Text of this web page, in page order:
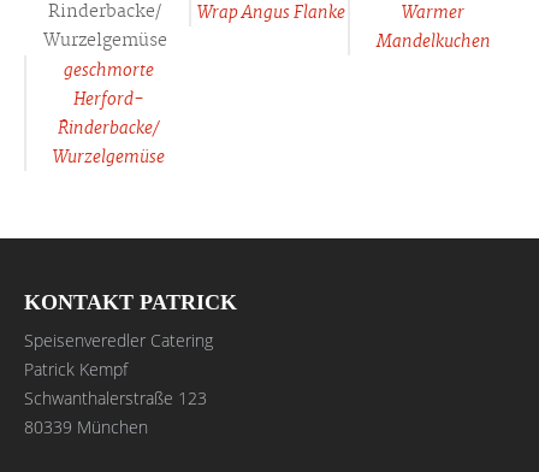
geschmorte
Herford-
Rinderbacke/
Wurzelgemüse
Wrap Angus Flanke
Warmer
Mandelkuchen
KONTAKT PATRICK
Speisenveredler Catering
Patrick Kempf
Schwanthalerstraße 123
80339 München